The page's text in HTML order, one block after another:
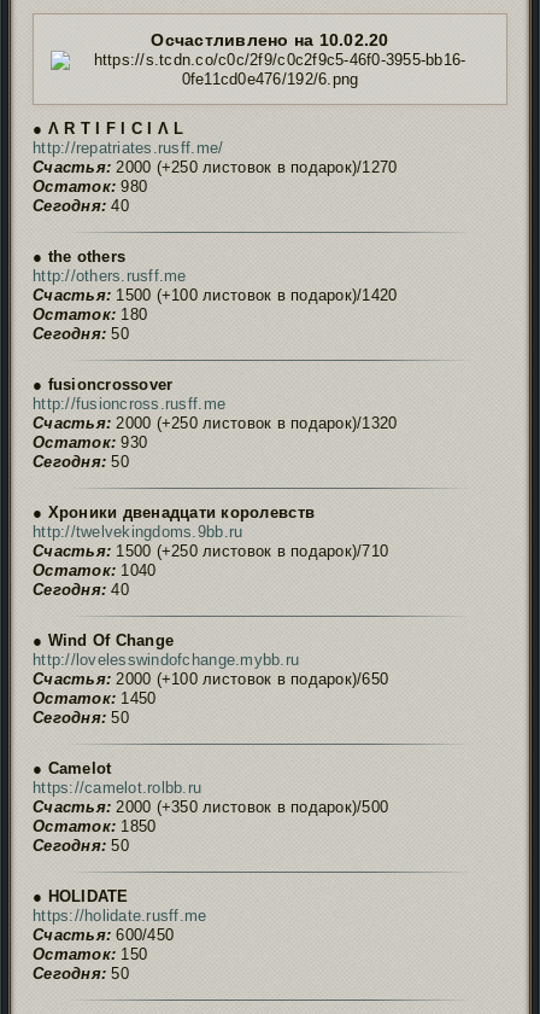
Осчастливлено на 10.02.20
● Ʌ R T I F I C I Ʌ L
http://repatriates.rusff.me/
Счастья: 2000 (+250 листовок в подарок)/1270
Остаток: 980
Сегодня: 40
● the others
http://others.rusff.me
Счастья: 1500 (+100 листовок в подарок)/1420
Остаток: 180
Сегодня: 50
● fusioncrossover
http://fusioncross.rusff.me
Счастья: 2000 (+250 листовок в подарок)/1320
Остаток: 930
Сегодня: 50
● Хроники двенадцати королевств
http://twelvekingdoms.9bb.ru
Счастья: 1500 (+250 листовок в подарок)/710
Остаток: 1040
Сегодня: 40
● Wind Of Change
http://lovelesswindofchange.mybb.ru
Счастья: 2000 (+100 листовок в подарок)/650
Остаток: 1450
Сегодня: 50
● Camelot
https://camelot.rolbb.ru
Счастья: 2000 (+350 листовок в подарок)/500
Остаток: 1850
Сегодня: 50
● HOLIDATE
https://holidate.rusff.me
Счастья: 600/450
Остаток: 150
Сегодня: 50